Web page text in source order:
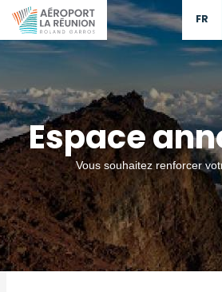
Aller
au
contenu
FR
Espace
Vous souhaitez renforcer